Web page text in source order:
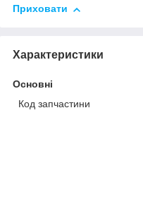
Приховати
Характеристики
Основні
Код запчастини